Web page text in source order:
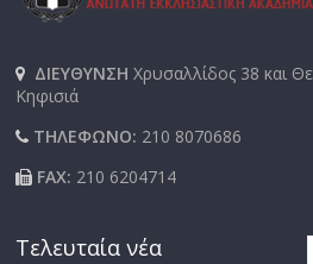
ΔΙΕΥΘΥΝΣΗΧρυσαλλίδος 38 και
Κηφισιά
ΤΗΛΕΦΩΝΟ: 210 8070686
FAX: 210 6204714
Τελευταία νέα